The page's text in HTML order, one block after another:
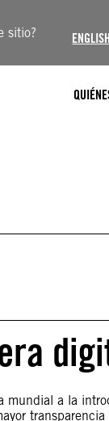
sitio? ENGLISH
mundial a la